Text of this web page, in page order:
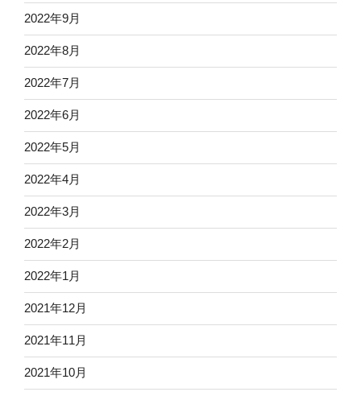
2022年9月
2022年8月
2022年7月
2022年6月
2022年5月
2022年4月
2022年3月
2022年2月
2022年1月
2021年12月
2021年11月
2021年10月